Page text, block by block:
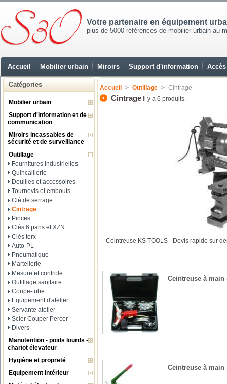
Votre partenaire en équipement
plus de 5000 références de mobilier urbain au
Accueil Mobilier urbain Miroirs Support d'information
Catégories
Mobilier urbain
Support d'information et de
communication
Miroirs incassables de
sécurité et de surveillance
Outillage
Fournitures industrielles
Quincaillerie
Douilles et accessoires
Tournevis et embouts
Clé de serrage
Cintrage
Pinces
Clés 6 pans et XZN
Clés torx
Auto-PL
Pneumatique
Martellerie
Mesure et controle
Outillage sanitaire
Coupe-tube
Equipement d'atelier
Servante atelier
Scier Couper Percer
Divers
Manutention - poids lourds -
chariot élevateur
Hygiène et propreté
Equipement intérieur
Accueil > Outillage > Cintrage
Cintrage Il y a 6 produits.
Ceintreuse KS TOOLS - Devis rapide sur
Ceintreuse à main
Ceintreuse à main